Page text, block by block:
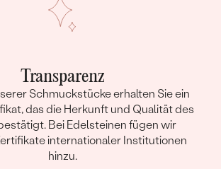
Transparenz
Schmuckstücke erhalten Sie ein
das die Herkunft und Qualität des
Bei Edelsteinen fügen wir
internationaler Institutionen
hinzu.